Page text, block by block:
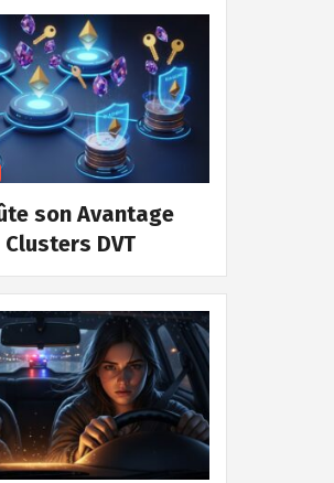
son Avantage
DVT